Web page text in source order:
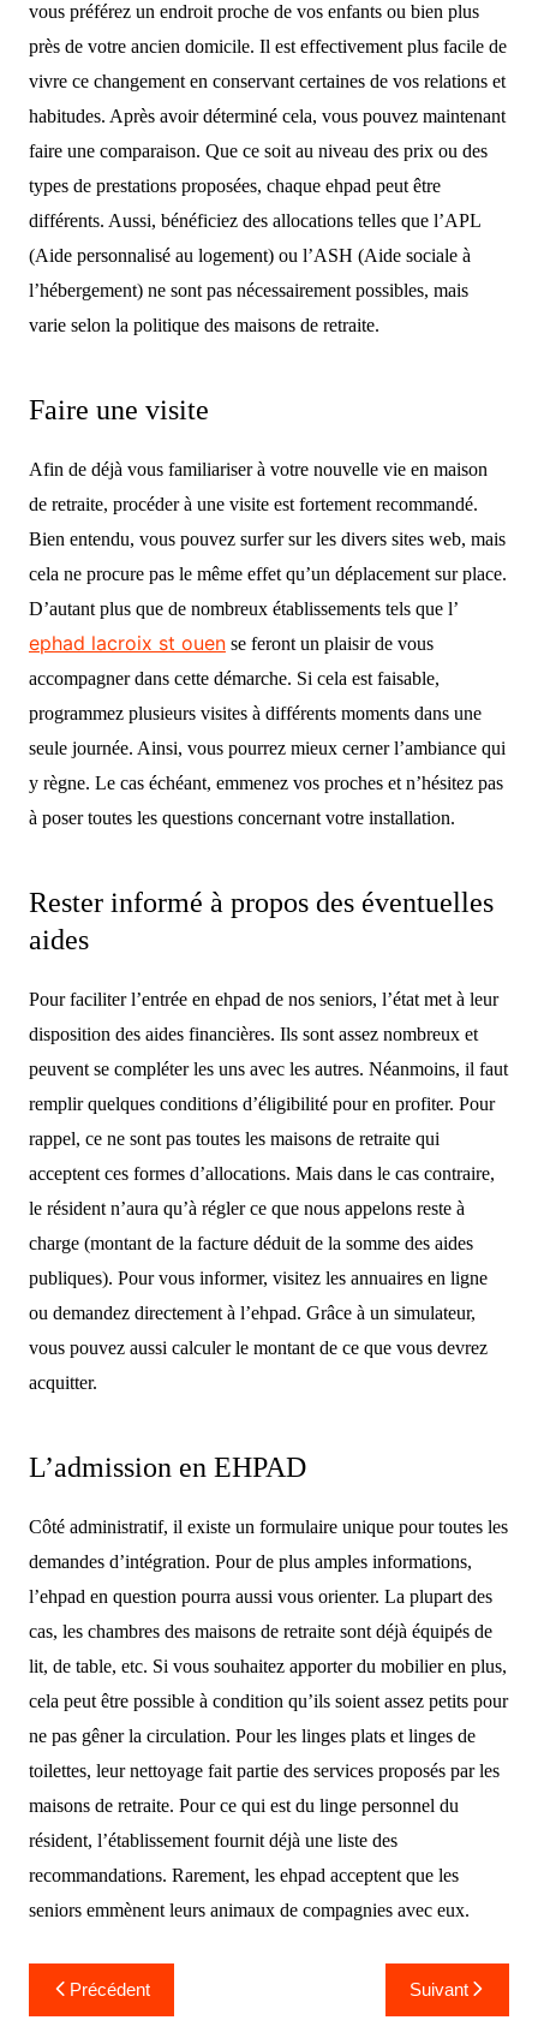
vous préférez un endroit proche de vos enfants ou bien plus
près de votre ancien domicile. Il est effectivement plus facile de
vivre ce changement en conservant certaines de vos relations et
habitudes. Après avoir déterminé cela, vous pouvez maintenant
faire une comparaison. Que ce soit au niveau des prix ou des
types de prestations proposées, chaque ehpad peut être
différents. Aussi, bénéficiez des allocations telles que l’APL
(Aide personnalisé au logement) ou l’ASH (Aide sociale à
l’hébergement) ne sont pas nécessairement possibles, mais
varie selon la politique des maisons de retraite.
Faire une visite
Afin de déjà vous familiariser à votre nouvelle vie en maison
de retraite, procéder à une visite est fortement recommandé.
Bien entendu, vous pouvez surfer sur les divers sites web, mais
cela ne procure pas le même effet qu’un déplacement sur place.
D’autant plus que de nombreux établissements tels que l’
ephad lacroix st ouense feront un plaisir de vous
accompagner dans cette démarche. Si cela est faisable,
programmez plusieurs visites à différents moments dans une
seule journée. Ainsi, vous pourrez mieux cerner l’ambiance qui
y règne. Le cas échéant, emmenez vos proches et n’hésitez pas
à poser toutes les questions concernant votre installation.
Rester informé à propos des éventuelles
aides
Pour faciliter l’entrée en ehpad de nos seniors, l’état met à leur
disposition des aides financières. Ils sont assez nombreux et
peuvent se compléter les uns avec les autres. Néanmoins, il faut
remplir quelques conditions d’éligibilité pour en profiter. Pour
rappel, ce ne sont pas toutes les maisons de retraite qui
acceptent ces formes d’allocations. Mais dans le cas contraire,
le résident n’aura qu’à régler ce que nous appelons reste à
charge (montant de la facture déduit de la somme des aides
publiques). Pour vous informer, visitez les annuaires en ligne
ou demandez directement à l’ehpad. Grâce à un simulateur,
vous pouvez aussi calculer le montant de ce que vous devrez
acquitter.
L’admission en EHPAD
Côté administratif, il existe un formulaire unique pour toutes les
demandes d’intégration. Pour de plus amples informations,
l’ehpad en question pourra aussi vous orienter. La plupart des
cas, les chambres des maisons de retraite sont déjà équipés de
lit, de table, etc. Si vous souhaitez apporter du mobilier en plus,
cela peut être possible à condition qu’ils soient assez petits pour
ne pas gêner la circulation. Pour les linges plats et linges de
toilettes, leur nettoyage fait partie des services proposés par les
maisons de retraite. Pour ce qui est du linge personnel du
résident, l’établissement fournit déjà une liste des
recommandations. Rarement, les ehpad acceptent que les
seniors emmènent leurs animaux de compagnies avec eux.
Navigation
de
Précédent Suivant